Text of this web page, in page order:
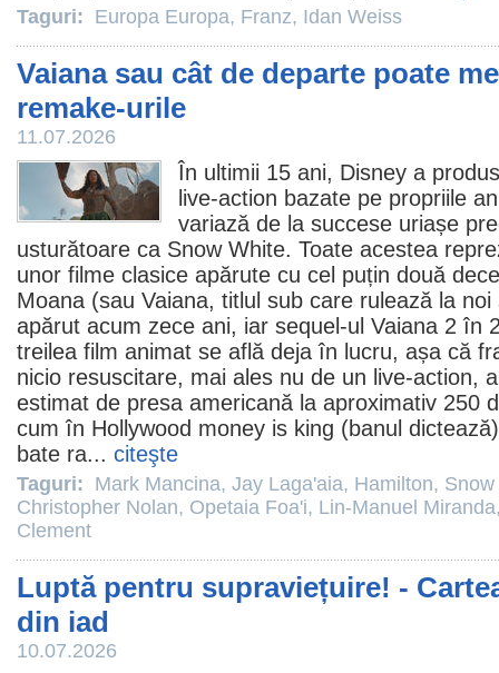
Taguri: Europa Europa, Franz, Idan Weiss
Vaiana sau cât de departe poate
remake-urile
11.07.2026
În ultimii 15 ani, Disney a
live-action bazate pe propriile
variază de la succese uriașe
usturătoare ca Snow White. Toate acestea
unor filme clasice apărute cu cel puțin două
Moana (sau Vaiana, titlul sub care rulează la
apărut acum zece ani, iar sequel-ul Vaiana 2 în
treilea film animat se află deja în lucru, așa că
nicio resuscitare, mai ales nu de un live-action,
estimat de presa americană la aproximativ 250
cum în Hollywood money is king (banul
bate ra... citeşte
Taguri: Mark Mancina, Jay Laga'aia, Hamilton,
Christopher Nolan, Opetaia Foa'i, Lin-Manuel Miranda
Clement
Luptă pentru supraviețuire! -
din iad
10.07.2026